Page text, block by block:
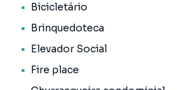
• Brinquedoteca
• Churrasqueira condominial
• Elevador social
• Espaço gourmet
• Fire place
Bicicletário
Brinquedoteca
Elevador Social
Fire place